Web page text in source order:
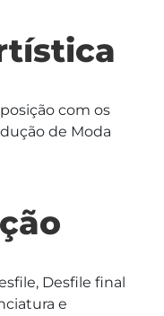
com os
de Moda
Desfile final
e